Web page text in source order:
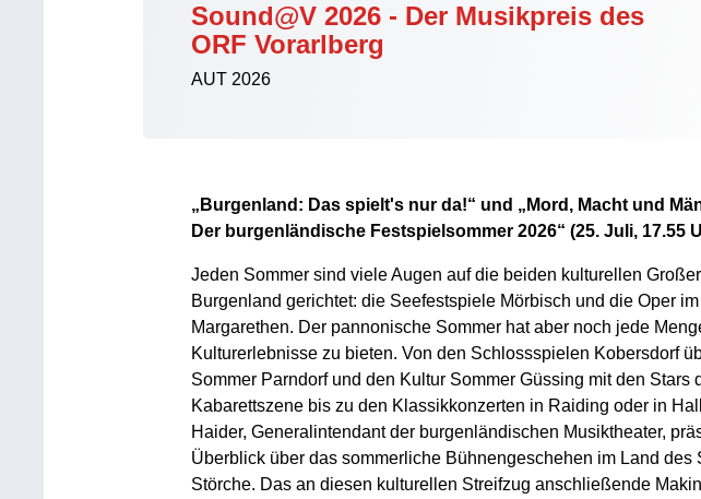
Sound@V 2026 - Der Musikpreis des
ORF Vorarlberg
AUT 2026
„Burgenland: Das spielt's nur da!“ und „Mord, Macht und
Der burgenländische Festspielsommer 2026“ (25. Juli, 17.55
Jeden Sommer sind viele Augen auf die beiden kulturellen
Burgenland gerichtet: die Seefestspiele Mörbisch und die Oper
Margarethen. Der pannonische Sommer hat aber noch jede
Kulturerlebnisse zu bieten. Von den Schlossspielen Kobersdorf
Sommer Parndorf und den Kultur Sommer Güssing mit den Stars
Kabarettszene bis zu den Klassikkonzerten in Raiding oder in
Haider, Generalintendant der burgenländischen Musiktheater,
Überblick über das sommerliche Bühnengeschehen im Land des
Störche. Das an diesen kulturellen Streifzug anschließende